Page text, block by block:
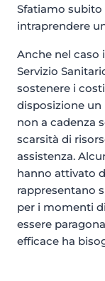
Sfatiamo
intraprendere
Anche nel caso
Servizio
sostenere i
disposizione
non a cadenza
scarsità di
assistenza.
hanno attivato
rappresentano
per i momenti
essere
efficace ha